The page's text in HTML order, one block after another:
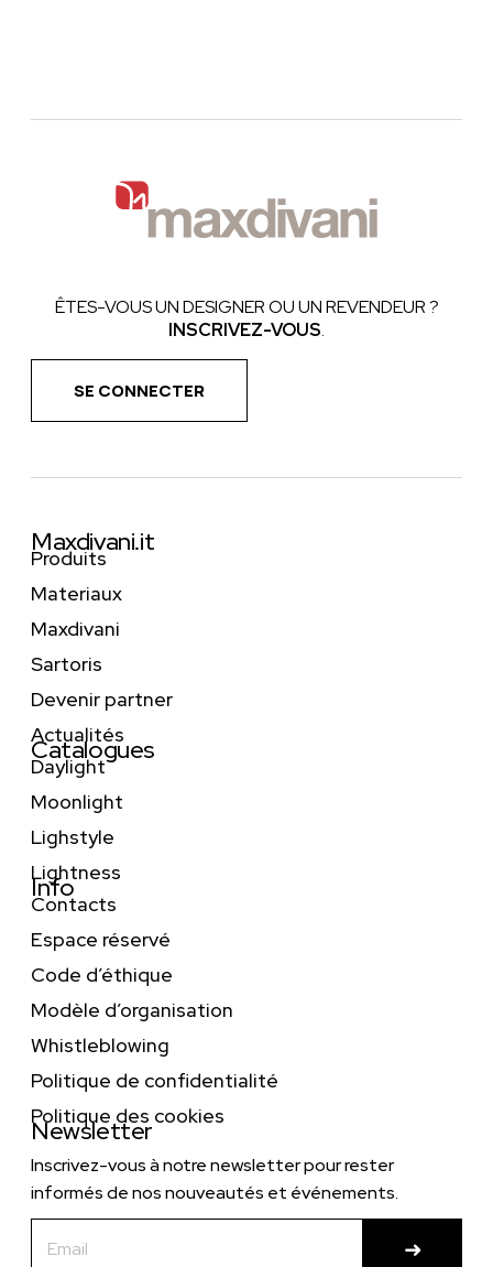
ÊTES-VOUS UN DESIGNER OU UN REVENDEUR ?
INSCRIVEZ-VOUS.
SE CONNECTER
Maxdivani.it
Produits
Materiaux
Maxdivani
Sartoris
Devenir partner
Actualités
Catalogues
Daylight
Moonlight
Lighstyle
Lightness
Info
Contacts
Espace réservé
Code d’éthique
Modèle d’organisation
Whistleblowing
Politique de confidentialité
Politique des cookies
Newsletter
Inscrivez-vous à notre newsletter pour rester
informés de nos nouveautés et événements.